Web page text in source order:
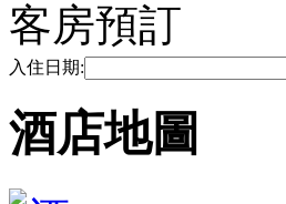
客房預訂
入住日期:
酒店地圖